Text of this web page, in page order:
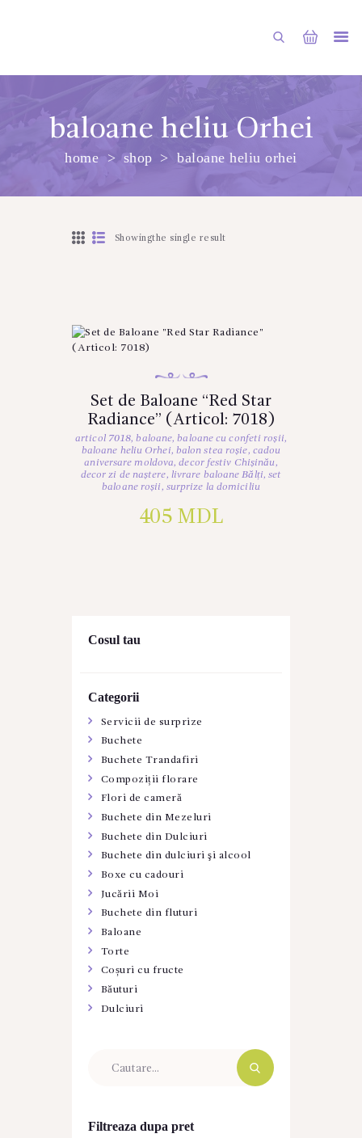
baloane heliu Orhei
home shop baloane heliu orhei
PRINCIPALA
DESPRE NOI
Showingthe single result
Set de Baloane “Red Star
Radiance” (Articol: 7018)
articol 7018,baloane,baloane cu confeti roșii,
baloane heliu Orhei, balon stea roșie, cadou
aniversare moldova,decor festiv Chișinău,
decor zi de naștere, livrare baloane Bălți,set
baloane roșii, surprize la domiciliu
405 MDL
Cosul tau
Categorii
Servicii de surprize
Buchete
Buchete Trandafiri
Compoziții florare
Flori de cameră
Buchete din Mezeluri
Buchete din Dulciuri
Buchete din dulciuri şi alcool
Boxe cu cadouri
Jucării Moi
Buchete din fluturi
Baloane
Torte
Coșuri cu fructe
Băuturi
Dulciuri
Filtreaza dupa pret